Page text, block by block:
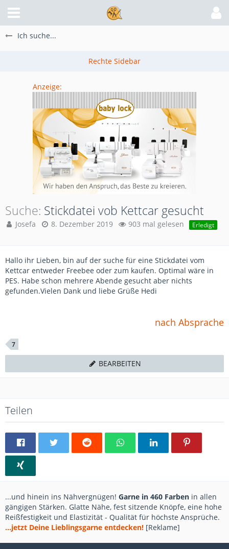
Ich suche...
Anzeige:
Suche Stickdatei vob Kettcar gesucht
Josefa 8. Dezember 2019 903 mal gelesen Erledigt
Hallo ihr Lieben, bin auf der suche für eine Stickdatei vom
Kettcar entweder Freebee oder zum kaufen. Optimal wäre in
PES. Habe schon mehrere Abende gesucht aber nichts
gefunden.Vielen Dank und liebe Grüße Hedi
nach Absprache
7
BEARBEITEN
Teilen
...und hinein ins Nähvergnügen! Garne in 460 Farben in allen
gängigen Stärken. Glatte Nähe, fest sitzende Knöpfe, eine hohe
Reißfestigkeit und Elastizität - Qualität für höchste Ansprüche.
...jetzt Deine Lieblingsgarne entdecken! [Reklame]